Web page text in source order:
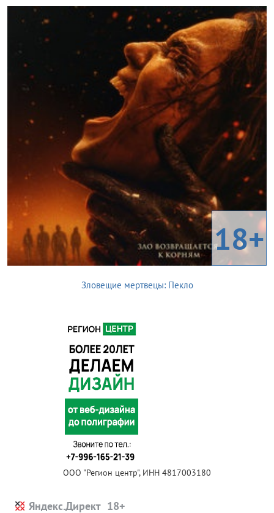
18+
Зловещие мертвецы: Пекло
ООО "Регион центр", ИНН 4817003180
Яндекс.Директ